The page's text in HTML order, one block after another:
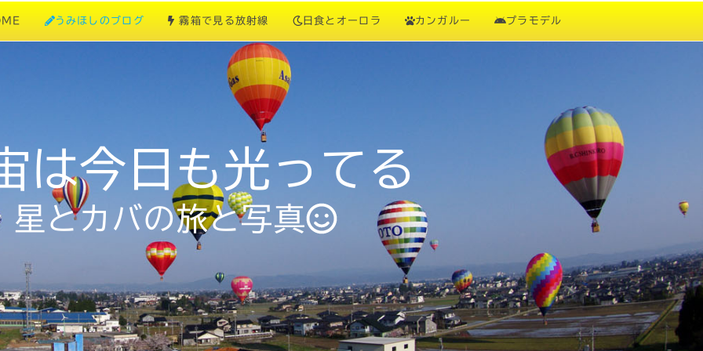
うみほしのブログ 霧箱で見る放射線 日食とオーロラ カンガルー プラモデル
は今日も光ってる
星とカバの旅と写真